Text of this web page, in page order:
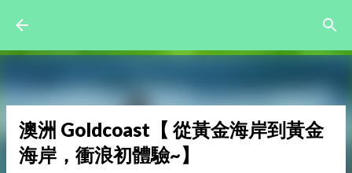
澳洲 Goldcoast【 從黃金海岸到黃金
海岸，衝浪初體驗~】